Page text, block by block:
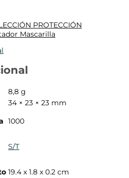
PROTECCIÓN
Mascarilla
8,8 g
34 × 23 × 23 mm
1000
S/T
19.4 x 1.8 x 0.2 cm